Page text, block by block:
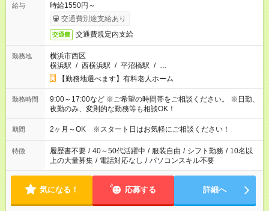
給与
時給1550円～
交通費別途支給あり
交通費 交通費規定内支給
勤務地
横浜市西区
横浜駅 / 西横浜駅 / 平沼橋駅 / …
【勤務地選べます】有料老人ホーム
勤務時間
9:00～17:00など ※ご希望の時間帯をご相談ください。 ※日勤、
夜勤のみ、変則的な勤務等も相談OK！
期間 2ヶ月～OK ※スタート日はお気軽にご相談ください！
特徴 履歴書不要 / 40～50代活躍中 / 服装自由 / シフト勤務 / 10名以
上の大量募集 / 電話対応なし / パソコンスキル不要
気になる！ 応募する 詳細へ